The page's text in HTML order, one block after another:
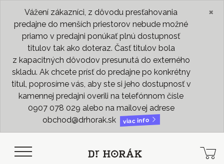
Vážení zákazníci, z dôvodu presťahovania
predajne do menších priestorov nebude možné
priamo v predajni ponúkať plnú dostupnosť
titulov tak ako doteraz. Časť titulov bola
z kapacitných dôvodov presunutá do externého
skladu. Ak chcete prísť do predajne po konkrétny
titul, poprosíme vás, aby ste si jeho dostupnosť v
kamennej predajni overili na telefónnom čísle
0907 078 029 alebo na mailovej adrese
obchod@drhorak.sk
viac info
×